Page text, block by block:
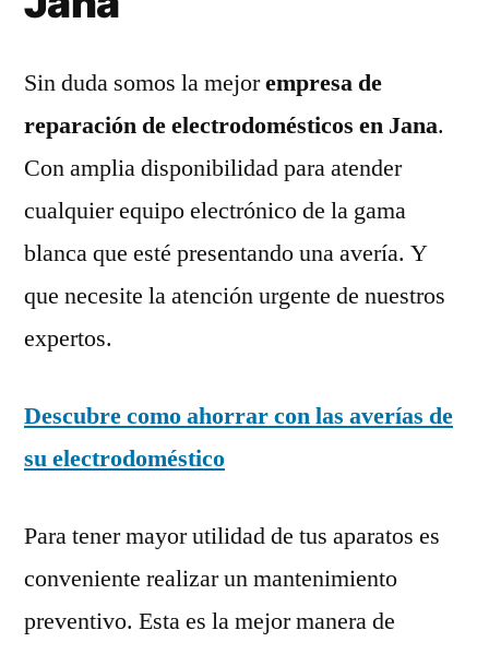
Sin duda somos la mejorempresa de
reparación de electrodomésticos en Jana.
Con amplia disponibilidad para atender
cualquier equipo electrónico de la gama
blanca que esté presentando una avería. Y
que necesite la atención urgente de nuestros
expertos.
Descubre como ahorrar con las averías de
su electrodoméstico
Para tener mayor utilidad de tus aparatos es
conveniente realizar un mantenimiento
preventivo. Esta es la mejor manera de